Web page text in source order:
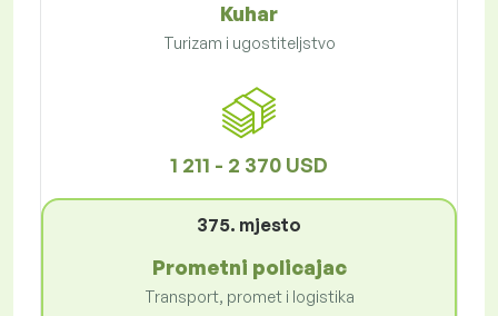
Kuhar
Turizam i ugostiteljstvo
1 211 - 2 370 USD
375. mjesto
Prometni policajac
Transport, promet i logistika